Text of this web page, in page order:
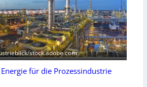
stock.adobe.com
für die Prozessindustrie